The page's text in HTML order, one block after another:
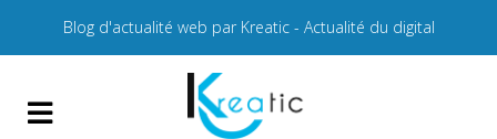
Blog d'actualité web par Kreatic - Actualité du digital